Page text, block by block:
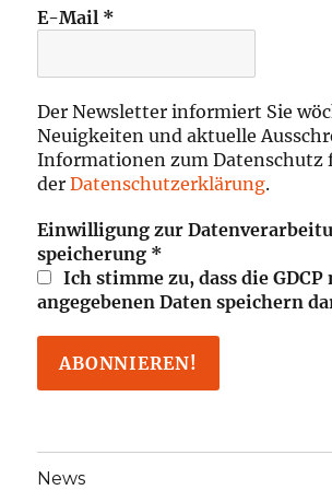
E-Mail *
Der Newsletter informiert Sie
Neuigkeiten und aktuelle
Informationen zum Datenschutz
derDatenschutzerklärung.
Einwilligung zur
speicherung *
Ich stimme zu, dass die GDCP
angegebenen Daten speichern
News